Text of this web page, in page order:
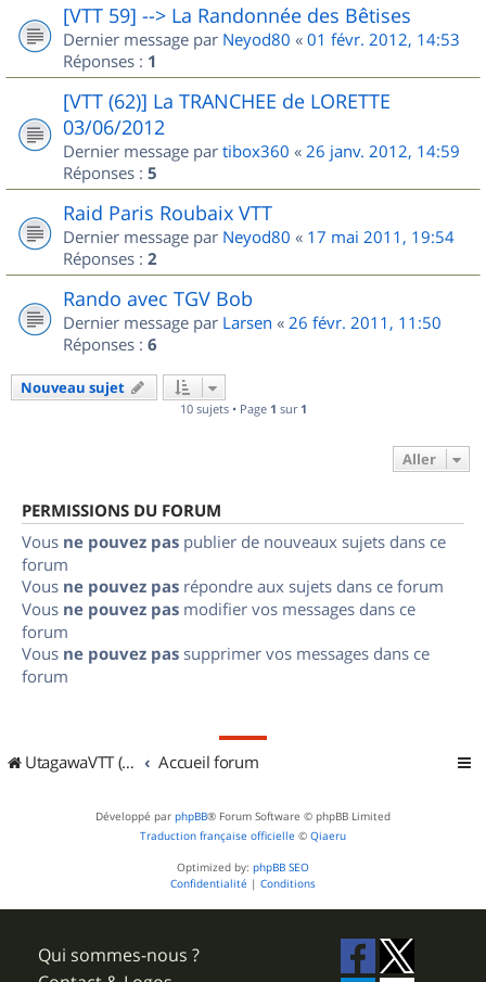
[VTT 59] --> La Randonnée des Bêtises
Dernier message par Neyod80 « 01 févr. 2012, 14:53
Réponses : 1
[VTT (62)] La TRANCHEE de LORETTE
03/06/2012
Dernier message par tibox360 « 26 janv. 2012, 14:59
Réponses : 5
Raid Paris Roubaix VTT
Dernier message par Neyod80 « 17 mai 2011, 19:54
Réponses : 2
Rando avec TGV Bob
Dernier message par Larsen « 26 févr. 2011, 11:50
Réponses : 6
Nouveau sujet
10 sujets • Page 1 sur 1
Aller
PERMISSIONS DU FORUM
Vous ne pouvez pas publier de nouveaux sujets dans ce
forum
Vous ne pouvez pas répondre aux sujets dans ce forum
Vous ne pouvez pas modifier vos messages dans ce
forum
Vous ne pouvez pas supprimer vos messages dans ce
forum
UtagawaVTT (Randos VTT et VTTAE avec traces GPS) Accueil forum
Développé par phpBB® Forum Software © phpBB Limited
Traduction française officielle © Qiaeru
Optimized by: phpBB SEO
Confidentialité | Conditions
Qui sommes-nous ?